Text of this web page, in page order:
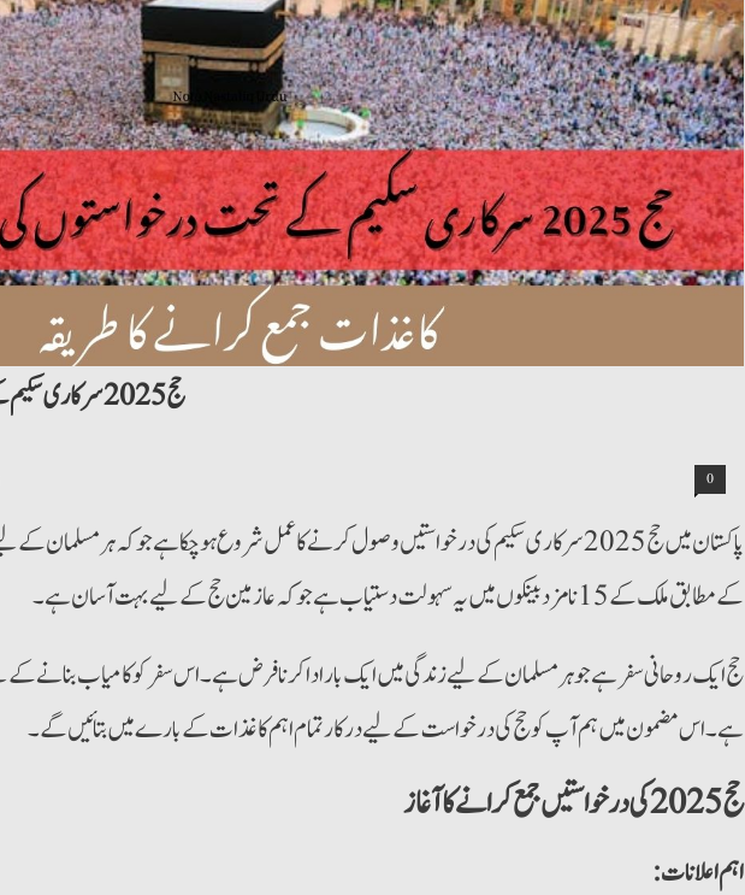
حج 2025 سرکاری سکیم کے تحت درخواستیں جمع کرنے کا طریقہ کار
0
پاکستان میں حج 2025 سرکاری سکیم کی درخواستیں وصول کرنے کا عمل شروع ہو چکا ہے جو کہ ہر
کے مطابق ملک کے 15 نامزد بینکوں میں یہ سہولت دستیاب ہے جو کہ عازمین حج کے لیے بہت آسان ہے۔
حج ایک روحانی سفر ہے جو ہر مسلمان کے لیے زندگی میں ایک بار ادا کرنا فرض ہے۔ اس سفر کو کامیاب
ہے۔ اس مضمون میں ہم آپ کو حج کی درخواست کے لیے درکار تمام اہم کاغذات کے بارے میں بتائیں گے۔
حج 2025 کی درخواستیں جمع کرانے کا آغاز
:اہم اعلانات